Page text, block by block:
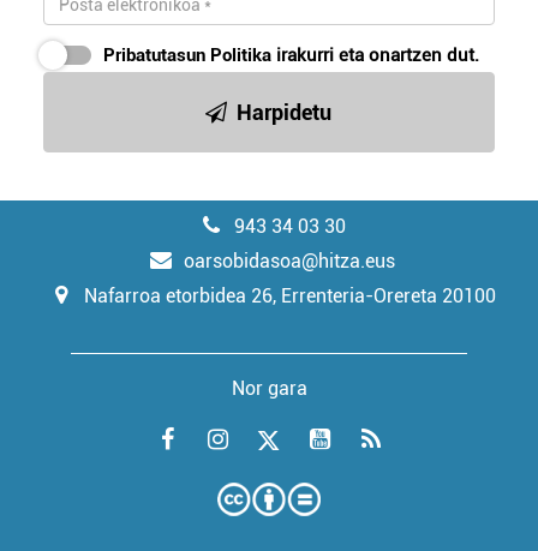
Pribatutasun Politika irakurri eta onartzen dut.
Harpidetu
943 34 03 30
oarsobidasoa@hitza.eus
Nafarroa etorbidea 26, Errenteria-Orereta 20100
Nor gara